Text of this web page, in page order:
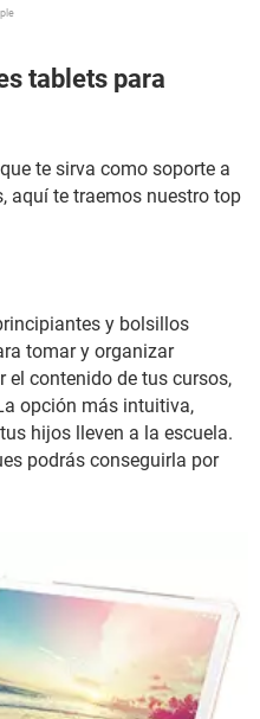
tablets para
te sirva como soporte a
aquí te traemos nuestro top
y bolsillos
tomar y organizar
el contenido de tus cursos,
opción más intuitiva,
hijos lleven a la escuela.
podrás conseguirla por